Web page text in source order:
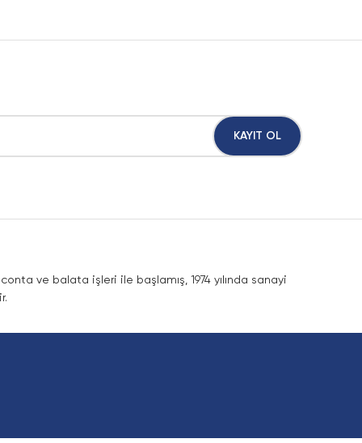
KAYIT OL
ve balata işleri ile başlamış, 1974 yılında sanayi